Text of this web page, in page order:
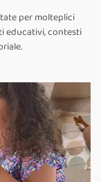
per molteplici
educativi, contesti